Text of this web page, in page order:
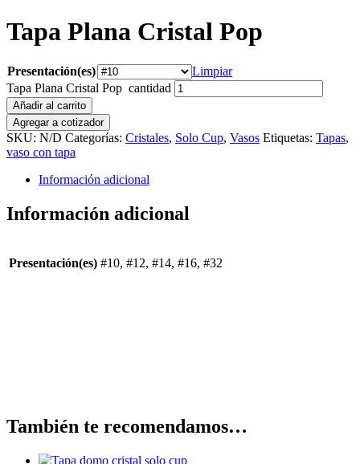
Tapa Plana Cristal Pop
Presentación(es)
Limpiar
Tapa Plana Cristal Pop cantidad
Añadir al carrito
Agregar a cotizador
SKU: N/D Categorías: Cristales, Solo Cup, Vasos Etiquetas: Tapas,
vaso con tapa
Información adicional
Información adicional
Presentación(es) #10, #12, #14, #16, #32
También te recomendamos…